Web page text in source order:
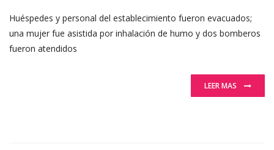
Huéspedes y personal del establecimiento fueron evacuados;
una mujer fue asistida por inhalación de humo y dos bomberos
fueron atendidos
LEER MAS